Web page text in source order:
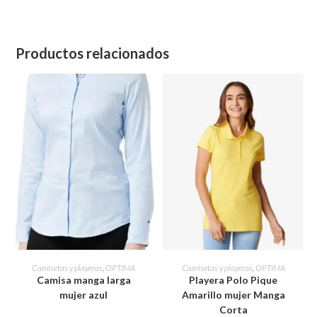
Productos relacionados
SELECCIONAR OPCIONES
Este
producto
tiene
múltiples
variantes.
Camisetas y playeras, OPTIMA
Camisa manga larga
mujer azul
SELECCIONAR OPCIONES
Este
producto
tiene
múltiples
variantes.
Las
opciones
Camisetas y playeras, OPTIMA
Playera Polo Pique
Amarillo mujer Manga
Corta